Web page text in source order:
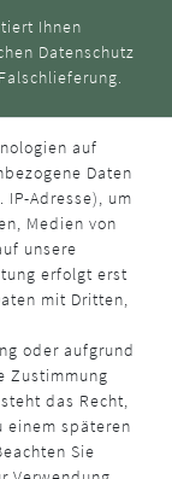
Ihnen
Datenschutz
auf
Daten
IP-Adresse), um
Medien von
unsere
erfolgt erst
mit Dritten,
oder aufgrund
Zustimmung
das Recht,
einem späteren
Sie